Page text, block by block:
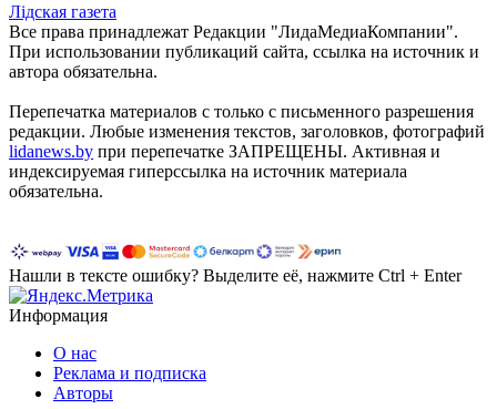
Лiдская газета
Все права принадлежат Редакции "ЛидаМедиаКомпании".
При использовании публикаций сайта, ссылка на источник и
автора обязательна.
Перепечатка материалов c только с письменного разрешения
редакции. Любые изменения текстов, заголовков, фотографий
lidanews.by при перепечатке ЗАПРЕЩЕНЫ. Активная и
индексируемая гиперссылка на источник материала
обязательна.
Нашли в тексте ошибку? Выделите её, нажмите Ctrl + Enter
Информация
О нас
Реклама и подписка
Авторы